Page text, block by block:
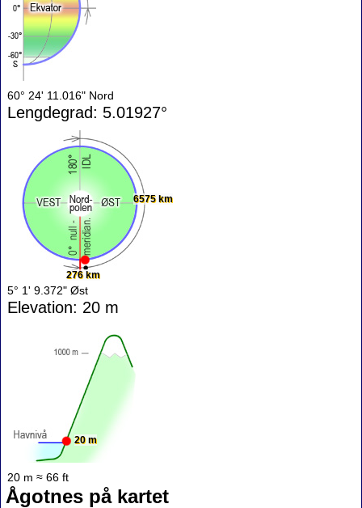
60° 24' 11.016" Nord
Lengdegrad: 5.01927°
276 km
6575 km
5° 1' 9.372" Øst
Elevation: 20 m
20 m
20 m ≈ 66 ft
Ågotnes på kartet